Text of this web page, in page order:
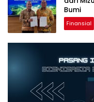
Bumi
Finansial